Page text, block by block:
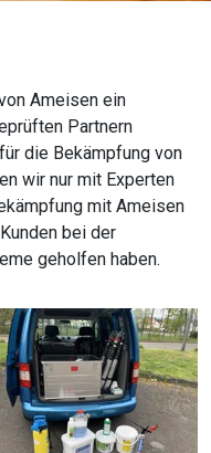
Ameisen ein
Partnern
die Bekämpfung von
wir nur mit Experten
mit Ameisen
bei der
geholfen haben.